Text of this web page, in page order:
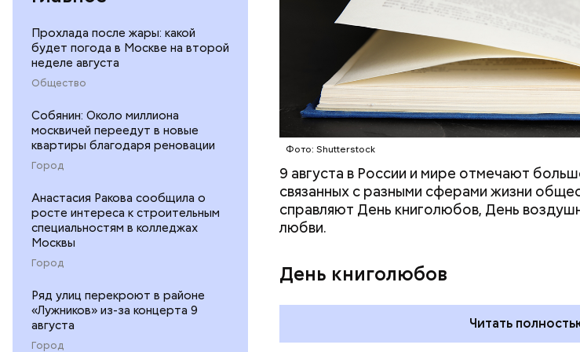
Прохлада после жары: какой
будет погода в Москве на второй
неделе августа
Общество
Собянин: Около миллиона
москвичей переедут в новые
квартиры благодаря реновации
Город
Анастасия Ракова сообщила о
росте интереса к строительным
специальностям в колледжах
Москвы
Город
Ряд улиц перекроют в районе
«Лужников» из-за концерта 9
августа
Город
Фото: Shutterstock
9 августа в России и мире отмечают
связанных с разными сферами жизни
справляют День книголюбов, День
любви.
День книголюбов
Читать
Международный день